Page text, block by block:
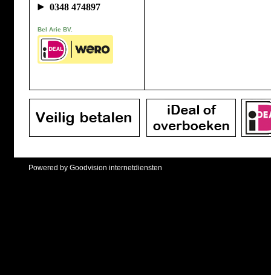
► 0348 474897
Bel Arie BV.
Powered by Goodvision internetdiensten